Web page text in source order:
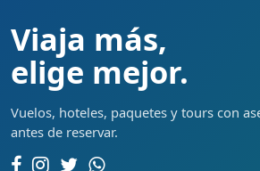
Viaja más,
elige mejor.
Vuelos, hoteles, paquetes y tours con
antes de reservar.